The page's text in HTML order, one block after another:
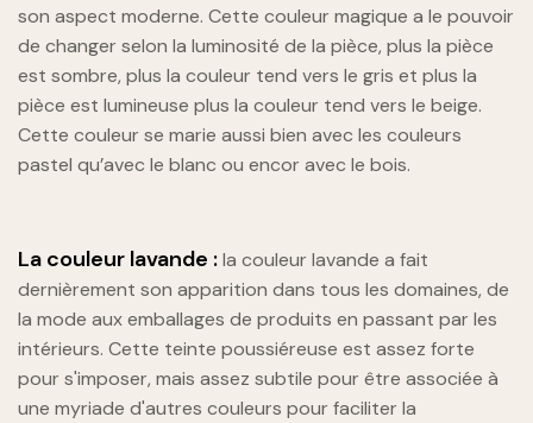
son aspect moderne. Cette couleur magique a le pouvoir
de changer selon la luminosité de la pièce, plus la pièce
est sombre, plus la couleur tend vers le gris et plus la
pièce est lumineuse plus la couleur tend vers le beige.
Cette couleur se marie aussi bien avec les couleurs
pastel qu’avec le blanc ou encor avec le bois.
La couleur lavande :la couleur lavande a fait
dernièrement son apparition dans tous les domaines, de
la mode aux emballages de produits en passant par les
intérieurs. Cette teinte poussiéreuse est assez forte
pour s'imposer, mais assez subtile pour être associée à
une myriade d'autres couleurs pour faciliter la